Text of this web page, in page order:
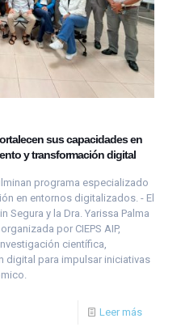
sus capacidades en
y transformación digital
programa especializado
en entornos digitalizados. - El
Segura y la Dra. Yarissa Palma
por CIEPS AIP,
científica,
digital para impulsar iniciativas
Leer más